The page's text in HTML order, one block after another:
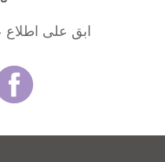
ابق على اطلاع